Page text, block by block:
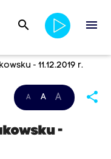
search menu
- 11.12.2019 r.
A A A share
-